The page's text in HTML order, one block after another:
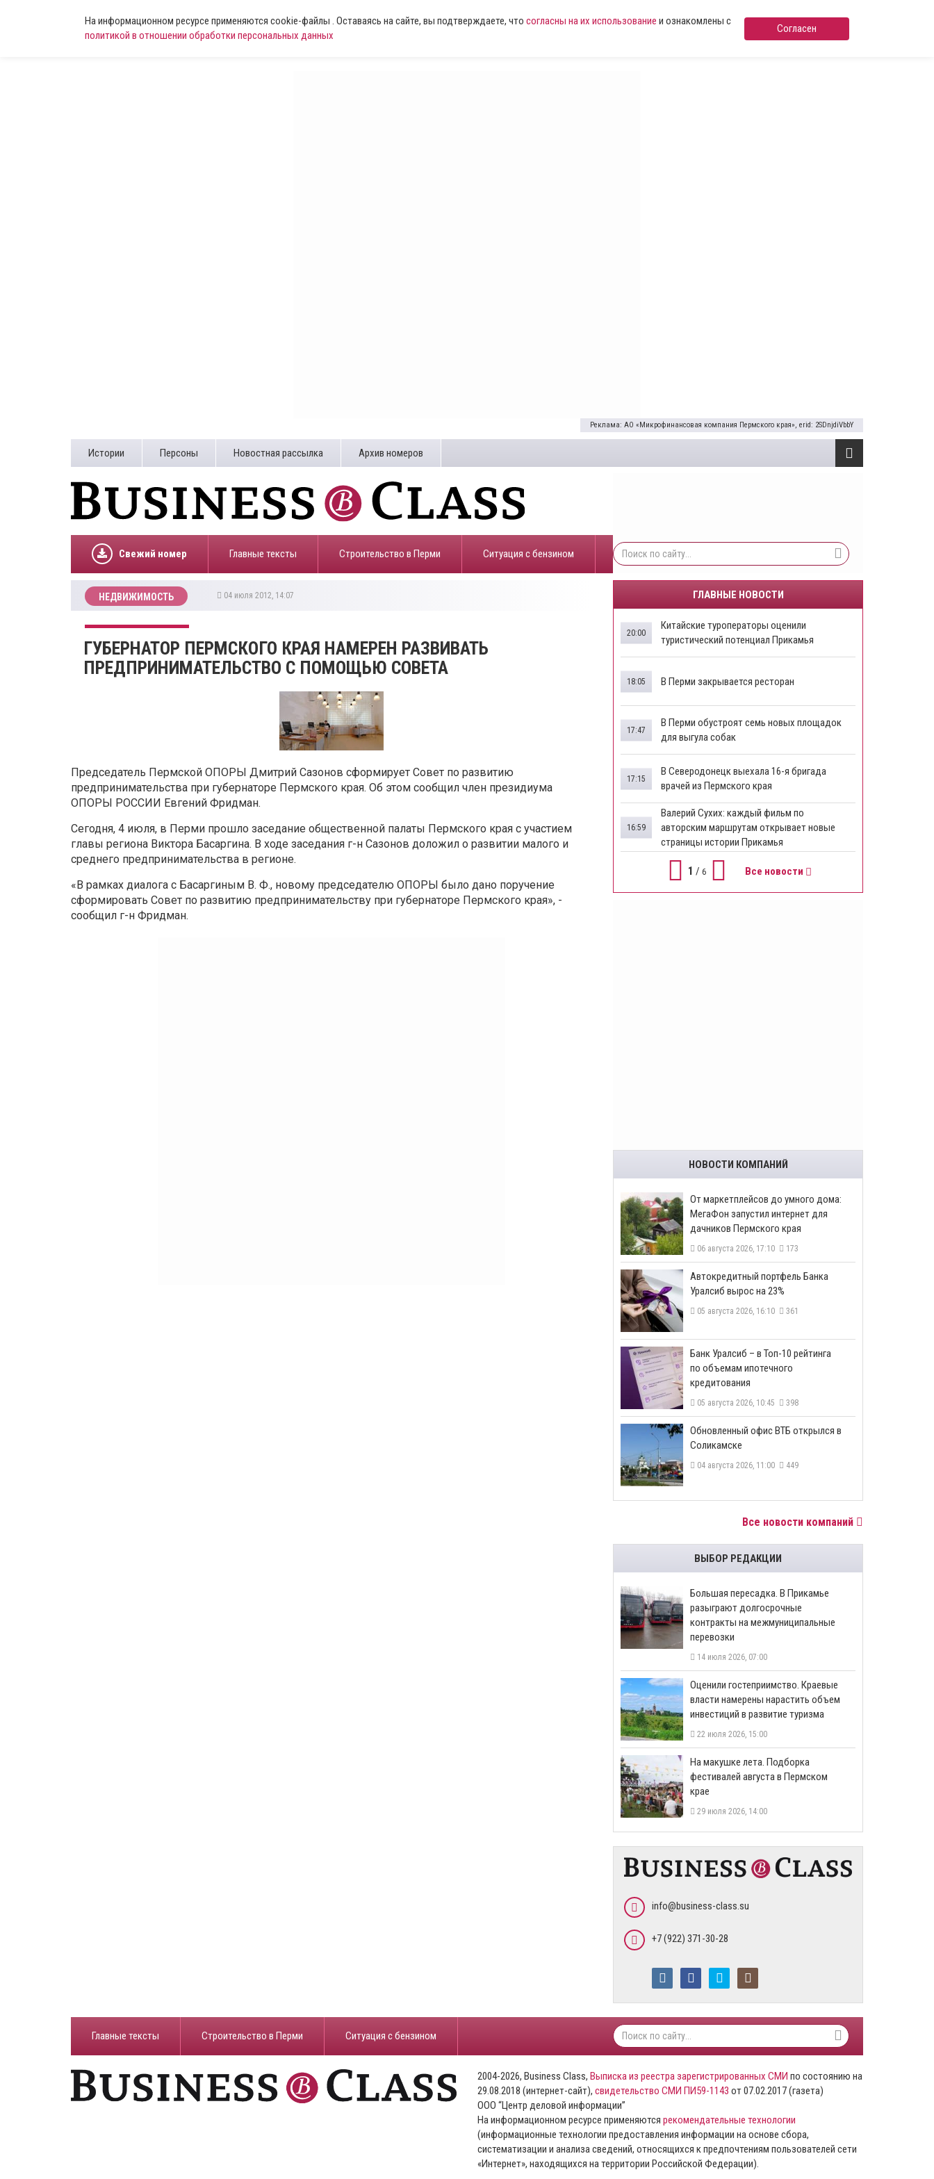
На информационном ресурсе применяются cookie-файлы . Оставаясь на сайте, вы подтверждаете, что согласны на их использование и ознакомлены с
политикой в отношении обработки персональных данных
Согласен
Реклама: АО «Микрофинансовая компания Пермского края», erid: 2SDnjdiVbbY
Истории Персоны Новостная рассылка Архив номеров
Свежий номер Главные тексты Строительство в Перми ​Ситуация с бензином
НЕДВИЖИМОСТЬ 04 июля 2012, 14:07
ГУБЕРНАТОР ПЕРМСКОГО КРАЯ НАМЕРЕН РАЗВИВАТЬ
ПРЕДПРИНИМАТЕЛЬСТВО С ПОМОЩЬЮ СОВЕТА
Председатель Пермской ОПОРЫ Дмитрий Сазонов сформирует Совет по развитию
предпринимательства при губернаторе Пермского края. Об этом сообщил член президиума
ОПОРЫ РОССИИ Евгений Фридман.
Сегодня, 4 июля, в Перми прошло заседание общественной палаты Пермского края с участием
главы региона Виктора Басаргина. В ходе заседания г-н Сазонов доложил о развитии малого и
среднего предпринимательства в регионе.
«В рамках диалога с Басаргиным В. Ф., новому председателю ОПОРЫ было дано поручение
сформировать Совет по развитию предпринимательству при губернаторе Пермского края», -
сообщил г-н Фридман.
ГЛАВНЫЕ НОВОСТИ
Китайские туроператоры оценили
туристический потенциал Прикамья
20:00
В Перми закрывается ресторан
18:05
​В Перми обустроят семь новых площадок
для выгула собак
17:47
В Северодонецк выехала 16-я бригада
врачей из Пермского края
17:15
​Валерий Сухих: каждый фильм по
авторским маршрутам открывает новые
страницы истории Прикамья
16:59
1 / 6 Все новости
НОВОСТИ КОМПАНИЙ
От маркетплейсов до умного дома:
МегаФон запустил интернет для
дачников Пермского края
06 августа 2026, 17:10 173
​Автокредитный портфель Банка
Уралсиб вырос на 23%
05 августа 2026, 16:10 361
​Банк Уралсиб – в Топ-10 рейтинга
по объемам ипотечного
кредитования
05 августа 2026, 10:45 398
​Обновленный офис ВТБ открылся в
Соликамске
04 августа 2026, 11:00 449
Все новости компаний
ВЫБОР РЕДАКЦИИ
Большая пересадка. В Прикамье
разыграют долгосрочные
контракты на межмуниципальные
перевозки
14 июля 2026, 07:00
Оценили гостеприимство. Краевые
власти намерены нарастить объем
инвестиций в развитие туризма
22 июля 2026, 15:00
На макушке лета. Подборка
фестивалей августа в Пермском
крае
29 июля 2026, 14:00
info@business-class.su
+7 (922) 371-30-28
Главные тексты Строительство в Перми ​Ситуация с бензином
2004-2026, Business Class, Выписка из реестра зарегистрированных СМИ по состоянию на
29.08.2018 (интернет-сайт), свидетельство СМИ ПИ59-1143 от 07.02.2017 (газета)
ООО “Центр деловой информации”
На информационном ресурсе применяются рекомендательные технологии
(информационные технологии предоставления информации на основе сбора,
систематизации и анализа сведений, относящихся к предпочтениям пользователей сети
«Интернет», находящихся на территории Российской Федерации).